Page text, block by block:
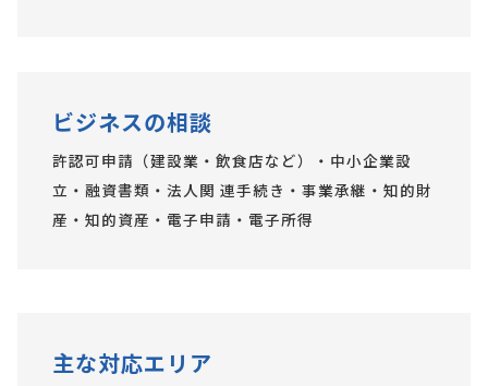
ビジネスの相談
許認可申請（建設業・飲食店など）・中小企業設
立・融資書類・法人関 連手続き・事業承継・知的財
産・知的資産・電子申請・電子所得
主な対応エリア